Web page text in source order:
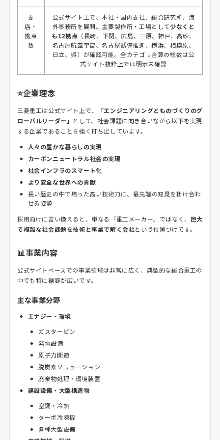
支
店・
拠点
数
公式サイト上で、本社・国内支社、総合研究所、海
外事務所を展開。主要製作所・工場として少なくと
も12拠点 （長崎、下関、広島、三原、神戸、高砂、
名古屋航空宇宙、名古屋誘導推進、横浜、相模原、
日立、呉）が確認可能。全カテゴリ合算の総数は公
式サイト抜粋上では明示未確認
⭐企業理念
三菱重工は公式サイト上で、
「エンジニアリングとものづくりのグ
ローバルリーダー」 として、社会課題に向き合いながら以下を実現
する企業であることを強く打ち出しています。
人々の豊かな暮らしの実現
カーボンニュートラル社会の実現
社会インフラのスマート化
より安全な世界への貢献
長い歴史の中で培った高い技術力に、最先端の知見を掛け合わ
せる姿勢
採用向けに言い換えると、単なる「重工メーカー」ではなく、 巨大
で複雑な社会課題を技術と事業で解く会社という位置づけです。
📊事業内容
公式サイトベースでの事業領域は非常に広く、典型的な総合重工の
中でも特に裾野が広いです。
主な事業分野
エナジー・環境
ガスタービン
発電設備
原子力関連
脱炭素ソリューション
廃棄物処理・環境装置
建設設備・大型構造物
空調・冷熱
ターボ冷凍機
各種大型設備